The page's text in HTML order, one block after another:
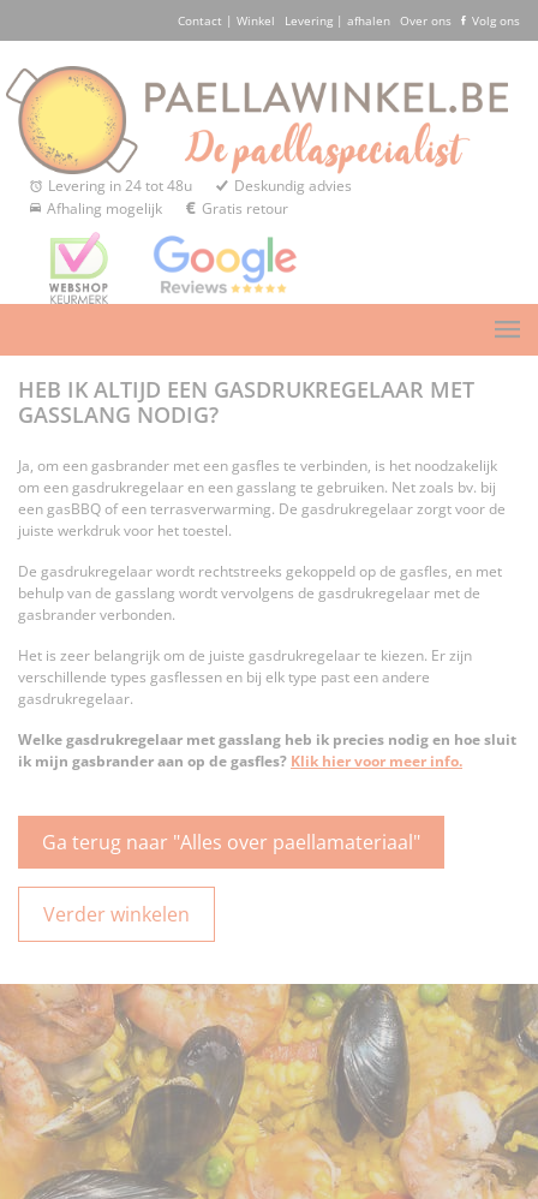
Contact | Winkel Levering | afhalen Over ons Volg ons
Levering in 24 tot 48u
Deskundig advies
Afhaling mogelijk
Gratis retour
HEB IK ALTIJD EEN GASDRUKREGELAAR MET
GASSLANG NODIG?
Ja, om een gasbrander met een gasfles te verbinden, is het noodzakelijk
om een gasdrukregelaar en een gasslang te gebruiken. Net zoals bv. bij
een gasBBQ of een terrasverwarming. De gasdrukregelaar zorgt voor de
juiste werkdruk voor het toestel.
De gasdrukregelaar wordt rechtstreeks gekoppeld op de gasfles, en met
behulp van de gasslang wordt vervolgens de gasdrukregelaar met de
gasbrander verbonden.
Het is zeer belangrijk om de juiste gasdrukregelaar te kiezen. Er zijn
verschillende types gasflessen en bij elk type past een andere
gasdrukregelaar.
Welke gasdrukregelaar met gasslang heb ik precies nodig en hoe sluit
ik mijn gasbrander aan op de gasfles? Klik hier voor meer info.
Ga terug naar "Alles over paellamateriaal"
Verder winkelen